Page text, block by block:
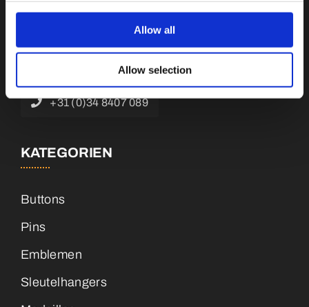
Allow all
Allow selection
Botnische Golf 9a, 3446 CN Woerden,
info@vianenonline.nl
+31 (0)34 8407 089
KATEGORIEN
Buttons
Pins
Emblemen
Sleutelhangers